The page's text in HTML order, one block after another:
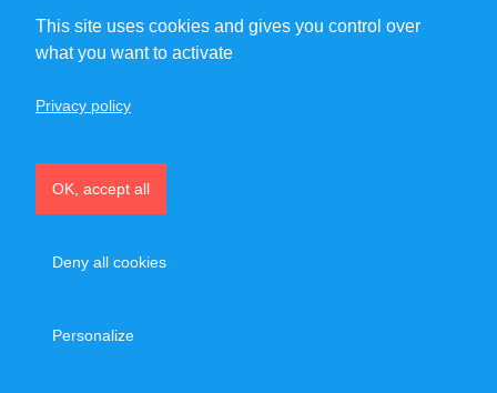
Mentions légales – CGU – CGV
This site uses cookies and gives you control over
what you want to activate
OK, accept all
Deny all cookies
Personalize
Privacy policy